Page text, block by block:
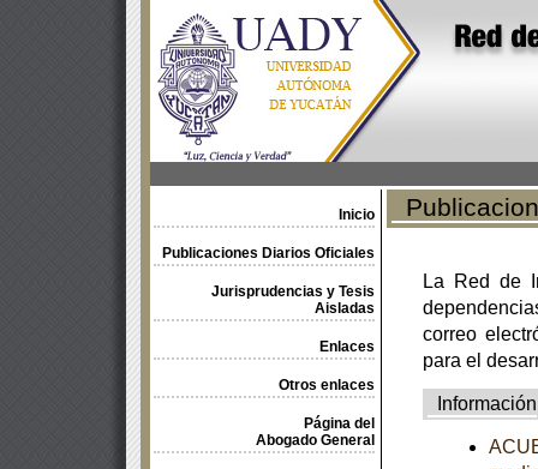
Inicio
Publicaciones Diarios Oficiales
Jurisprudencias y Tesis
Aisladas
Enlaces
Otros enlaces
Página del
Abogado General
La Red de
correo
para el
Información